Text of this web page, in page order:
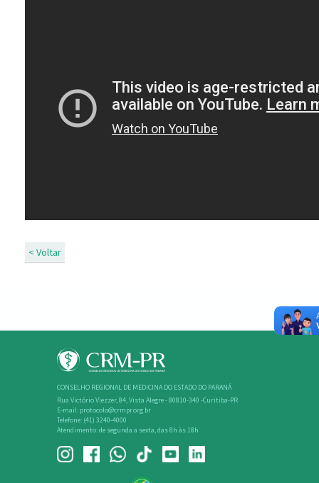
< Voltar
CONSELHO REGIONAL DE MEDICINA DO ESTADO DO PARANÁ
Rua Victório Viezzer, 84, Vista Alegre - 80810-340 -Curitiba-PR
E-mail: protocolo@crmpr.org.br
Telefone: (41) 3240-4000
Atendimento: de segunda a sexta, das 8h às 18h